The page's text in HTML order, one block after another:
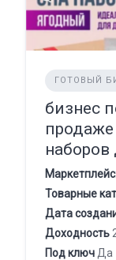
ГОТОВЫЙ
бизнес
Товарные
Дата
Доходность
Под ключ Да